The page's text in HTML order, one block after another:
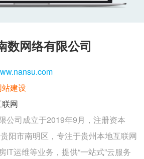
数网络有限公司
站建设
网
公司成立于2019年9月，注册资本
阳市南明区，专注于贵州本地互联网
IT运维等业务，提供“一站式”云服务